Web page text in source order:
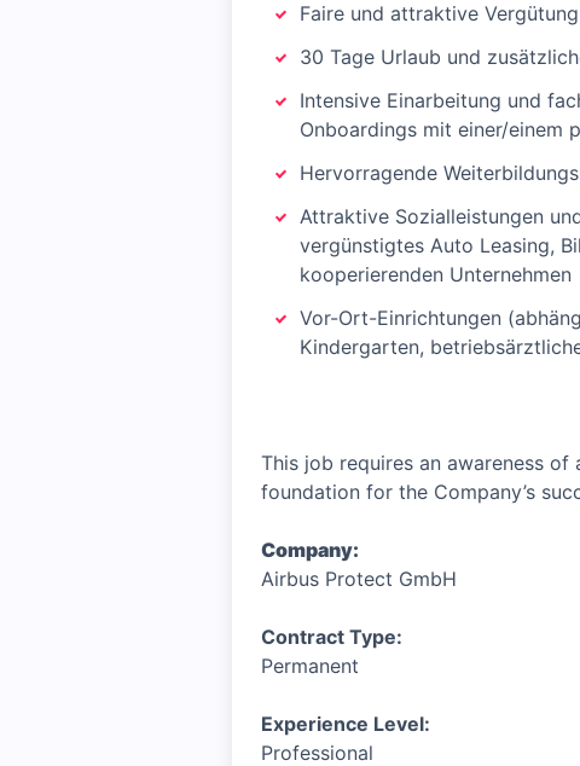
Faire und attraktive
30 Tage Urlaub und
Intensive Einarbeitung und
Onboardings mit einer/einem
Hervorragende
Attraktive Sozialleistungen
vergünstigtes Auto Leasing,
kooperierenden Unternehmen
Vor-Ort-Einrichtungen
Kindergarten,
This job requires an awareness
foundation for the Company’s
Company:
Airbus Protect GmbH
Contract Type:
Permanent
Experience Level:
Professional